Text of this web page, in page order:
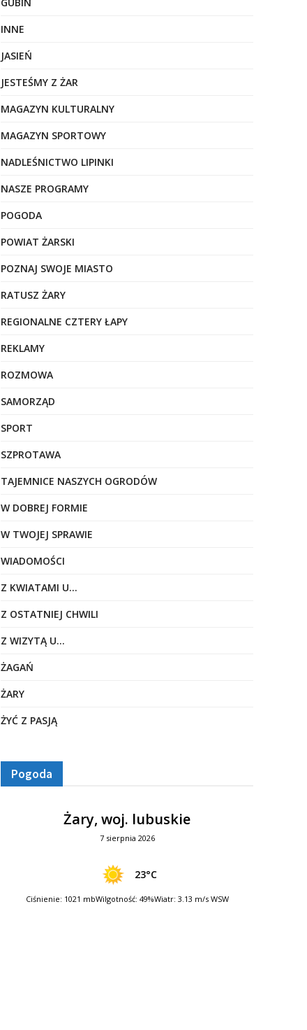
INNE
JASIEŃ
JESTEŚMY Z ŻAR
MAGAZYN KULTURALNY
MAGAZYN SPORTOWY
NADLEŚNICTWO LIPINKI
NASZE PROGRAMY
POGODA
POWIAT ŻARSKI
POZNAJ SWOJE MIASTO
RATUSZ ŻARY
REGIONALNE CZTERY ŁAPY
REKLAMY
ROZMOWA
SAMORZĄD
SPORT
SZPROTAWA
TAJEMNICE NASZYCH OGRODÓW
W DOBREJ FORMIE
W TWOJEJ SPRAWIE
WIADOMOŚCI
Z KWIATAMI U…
Z OSTATNIEJ CHWILI
Z WIZYTĄ U…
ŻAGAŃ
ŻARY
ŻYĆ Z PASJĄ
Pogoda
Żary, woj. lubuskie
7 sierpnia 2026
23°C
Ciśnienie: 1021 mbWilgotność: 49%Wiatr: 3.13 m/s WSW